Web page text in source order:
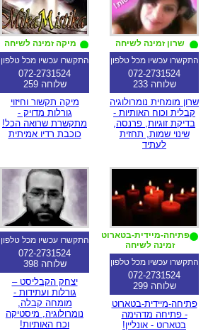
שרון זמינה לשיחה
התקשרו עכשיו מכל טלפון
072-2731524
שלוחה 233
שרון מומחית נומרולוגיה
קבלית וכוח האותיות -
בדיקת זוגיות, פרנסה,
שינוי שמות, תחזית
לעתיד
מיקה זמינה לשיחה
התקשרו עכשיו מכל טלפון
072-2731524
שלוחה 259
מיקה תקשור וחיזוי
גורלות מדויק -
מתקשרת שרואה הכל!
כוכבת רדיו אמיתית
פתיחה-מיידית-בטארוט
זמינה לשיחה
התקשרו עכשיו מכל טלפון
072-2731524
שלוחה 299
פתיחה-מיידית-בטארוט
- פתיחה מדהימה
בטארוט - אונליין!
התקשרו עכשיו מכל טלפון
072-2731524
שלוחה 398
יצחק הקבליסט –
גורלות ועתידות -
מומחה קבלה,
נומרולוגיה, מיסטיקה
וכח האותיות!